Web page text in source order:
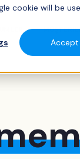
cookie will be
Accept